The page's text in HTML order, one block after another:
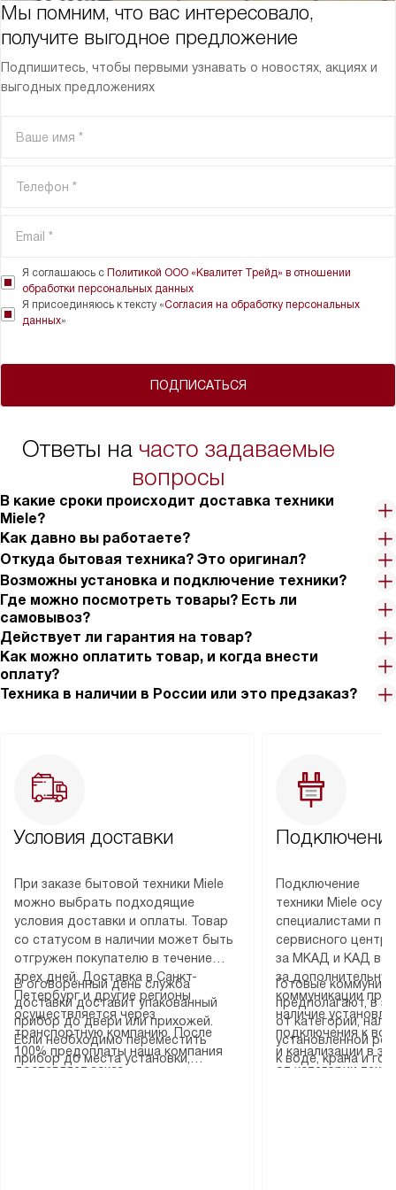
Мы помним, что вас интересовало,
получите выгодное предложение
Подпишитесь, чтобы первыми узнавать о новостях, акциях и
выгодных предложениях
ПОДПИСАТЬСЯ
Я соглашаюсь с Политикой ООО «Квалитет Трейд» в отношении
обработки персональных данных
Я присоединяюсь к тексту «Согласия на обработку персональных
данных»
Ответы на часто задаваемые
вопросы
В какие сроки происходит доставка техники
Miele?
Как давно вы работаете?
Откуда бытовая техника? Это оригинал?
Возможны установка и подключение техники?
Где можно посмотреть товары? Есть ли
самовывоз?
Действует ли гарантия на товар?
Как можно оплатить товар, и когда внести
оплату?
Техника в наличии в России или это предзаказ?
Условия доставки
При заказе бытовой техники Miele
можно выбрать подходящие
условия доставки и оплаты. Товар
со статусом в наличии может быть
отгружен покупателю в течение
трех дней. Доставка в Санкт-
Петербург и другие регионы
осуществляется через
транспортную компанию. После
100% предоплаты наша компания
доставляет заказ
В оговоренный день служба
доставки доставит упакованный
прибор до двери или прихожей.
Если необходимо переместить
прибор до места установки,
Подключение
техники Miele
специалистами
сервисного
за МКАД и КАД
за
коммуникации
наличие
подключения к
и канализации в
от категории
Готовые
предполагают, в
от категории,
установленной
к воде, крана и